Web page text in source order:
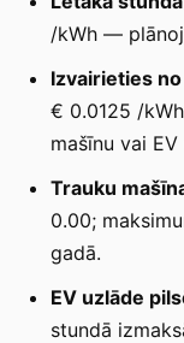
/kWh —
Izvairieties
€ 0.0125 /
mašīnu vai
Trauku
0.00;
gadā.
EV uzlāde
stundā